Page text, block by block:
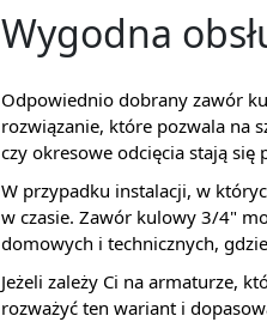
Wygodna
Odpowiednio dobrany zawór
rozwiązanie, które pozwala na
czy okresowe odcięcia stają się
W przypadku instalacji, w
w czasie. Zawór kulowy 3/4"
domowych i technicznych,
Jeżeli zależy Ci na armaturze,
rozważyć ten wariant i